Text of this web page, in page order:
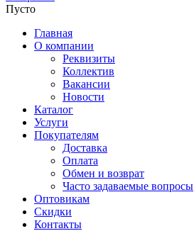
Пусто
Главная
О компании
Реквизиты
Коллектив
Вакансии
Новости
Каталог
Услуги
Покупателям
Доставка
Оплата
Обмен и возврат
Часто задаваемые вопросы
Оптовикам
Скидки
Контакты